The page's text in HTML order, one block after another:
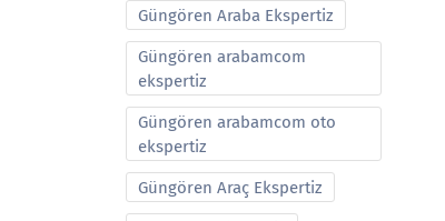
Güngören Araba Ekspertiz
Güngören arabamcom
ekspertiz
Güngören arabamcom oto
ekspertiz
Güngören Araç Ekspertiz